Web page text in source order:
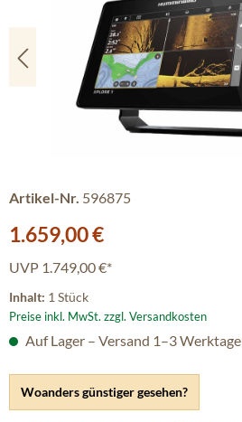
Artikel-Nr. 596875
Verkaufspreis:
1.659,00 €
UVP 1.749,00 €*
Inhalt: 1 Stück
Preise inkl. MwSt. zzgl. Versandkosten
Woanders günstiger gesehen?
Auf Lager – Versand 1–3 Werktage